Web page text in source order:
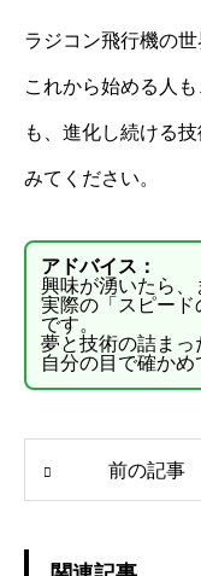
ラジコン飛行機の
これから始める人
も、進化し続ける
みてください。
アドバイス：
興味が湧いたら、
実際の「スピー
です。
夢と技術の詰ま
自分の目で確かめ
前の記事